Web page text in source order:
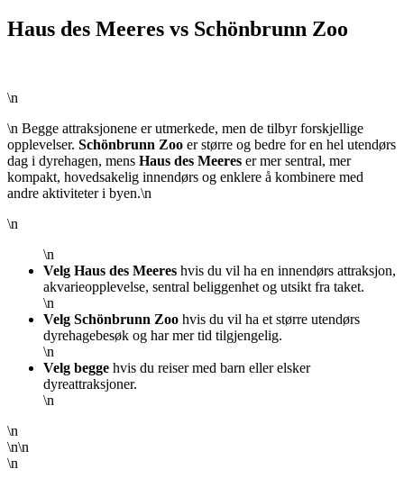
Haus des Meeres vs Schönbrunn Zoo
\n
\n Begge attraksjonene er utmerkede, men de tilbyr forskjellige
opplevelser. Schönbrunn Zoo er større og bedre for en hel utendørs
dag i dyrehagen, mens Haus des Meeres er mer sentral, mer
kompakt, hovedsakelig innendørs og enklere å kombinere med
andre aktiviteter i byen.\n
\n
\n
Velg Haus des Meeres hvis du vil ha en innendørs attraksjon,
akvarieopplevelse, sentral beliggenhet og utsikt fra taket.
\n
Velg Schönbrunn Zoo hvis du vil ha et større utendørs
dyrehagebesøk og har mer tid tilgjengelig.
\n
Velg begge hvis du reiser med barn eller elsker
dyreattraksjoner.
\n
\n
\n\n
\n